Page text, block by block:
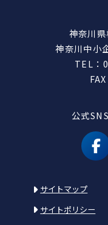
神奈川
神奈川中小
TEL：
公式
サイトマップ
サイトポリシー